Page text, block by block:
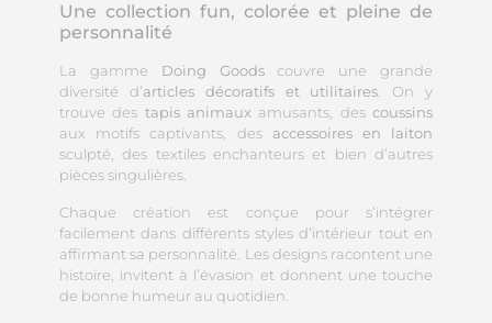
Une collection fun, colorée et pleine de
personnalité
La gamme Doing Goodscouvre une grande
diversité d’articles décoratifs et utilitaires. On y
trouve des tapis animaux amusants, descoussins
aux motifs captivants, des accessoires en laiton
sculpté, des textiles enchanteurs et bien d’autres
pièces singulières.
Chaque création est conçue pour s’intégrer
facilement dans différents styles d’intérieur tout en
affirmant sa personnalité. Les designs racontent une
histoire, invitent à l’évasion et donnent une touche
de bonne humeur au quotidien.